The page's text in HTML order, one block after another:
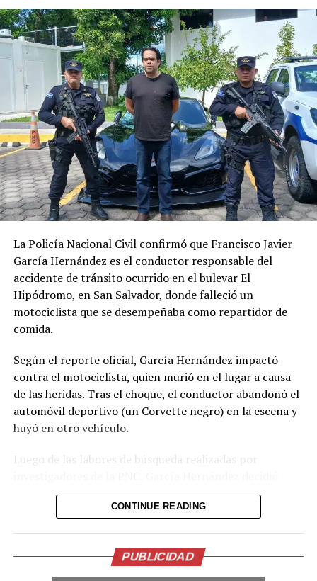
Me gusta esto:
La Policía Nacional Civil confirmó que Francisco Javier
García Hernández es el conductor responsable del
accidente de tránsito ocurrido en el bulevar El
Hipódromo, en San Salvador, donde falleció un
motociclista que se desempeñaba como repartidor de
comida.
Según el reporte oficial, García Hernández impactó
contra el motociclista, quien murió en el lugar a causa
de las heridas. Tras el choque, el conductor abandonó el
automóvil deportivo (un Corvette negro) en la escena y
huyó en otro vehículo.
Luego de las labores de búsqueda realizadas por
presentarse de manera voluntaria en una de las
delegaciones policiales. La institución informó que será
El caso generó fuerte conmoción en redes sociales,
donde se viralizaron imágenes del Corvette abandonado
CONTINUE READING
PUBLICIDAD